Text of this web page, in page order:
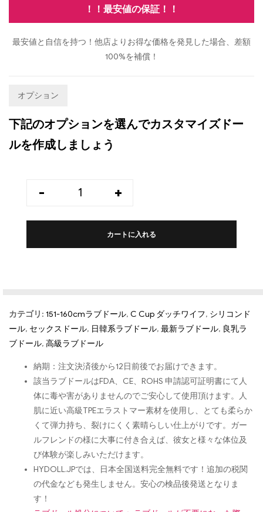
！！最安値の保証！！
最安値と自信を持つ！他店よりお得な価格を発見した場合、差額
100%を補償！
オプション
下記のオプションを選んでカスタマイズドー
ルを作成しましょう
- +
カートに入れる
カテゴリ: 151-160cmラブドール, C Cup ダッチワイフ, シリコンド
ール, セックスドール, 日韓系ラブドール, 最新ラブドール, 良乳ラ
ブドール, 高級ラブドール
納期：注文決済後から12日前後でお届けできます。
該当ラブドールはFDA、CE、ROHS 申請認可証明書にて人
体に毒や害がありませんのでご安心して使用頂けます。人
肌に近い高級TPEエラストマー素材を使用し、とても柔らか
くて弾力持ち、裂けにくく素晴らしい仕上がりです。ガー
ルフレンドの様に大事に付き合えば、彼女と様々な体位及
び体験が楽しみいただけます。
HYDOLL.JPでは、日本全国送料完全無料です！追加の税関
の代金なども発生しません。安心の検品後発送となりま
す！